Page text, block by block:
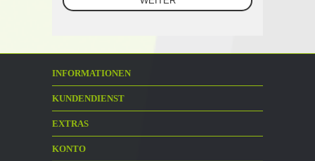
INFORMATIONEN
KUNDENDIENST
EXTRAS
KONTO